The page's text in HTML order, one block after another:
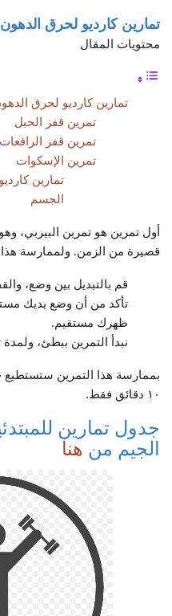
تمارين كارديو لحرق
محتويات المقال
تمارين كارديو لحرق
تمرين قفز الحبل
تمرين قفز الرافعات
تمرين الإسكوات
تمارين
الجسم
أول تمرين هو تمرين البيربي،
قصيرة من الزمن. ولممارسة هذا
قم بالتبديل بين وضع،
تأكد من أن وضع يديك
ظهرك مستقيم.
نبدأ التمرين ببطئ، ولمدة تصل
١٠ دقائق فقط.
جدول تمارين
الجيم من هنا